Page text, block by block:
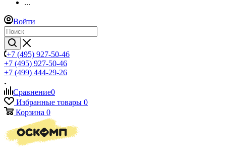
...
Войти
+7 (495) 927-50-46
+7 (495) 927-50-46
+7 (499) 444-29-26
Сравнение0
Избранные товары 0
Корзина 0